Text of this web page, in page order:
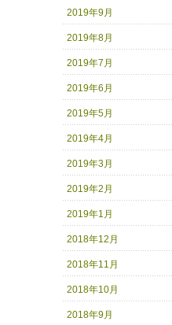
2019年9月
2019年8月
2019年7月
2019年6月
2019年5月
2019年4月
2019年3月
2019年2月
2019年1月
2018年12月
2018年11月
2018年10月
2018年9月